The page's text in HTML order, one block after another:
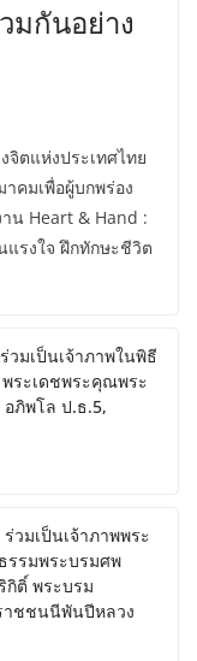
มกันอย่าง
จิตแห่งประเทศไทย
คมเพื่อผู้บกพร่อง
น Heart & Hand :
รงใจ ฝึกทักษะชีวิต
มเป็นเจ้าภาพในพิธี
ระเดชพระคุณพระ
ภิพโล ป.ธ.5,
วมเป็นเจ้าภาพพระ
รรมพระบรมศพ
กิติ์ พระบรม
าชชนนีพันปีหลวง